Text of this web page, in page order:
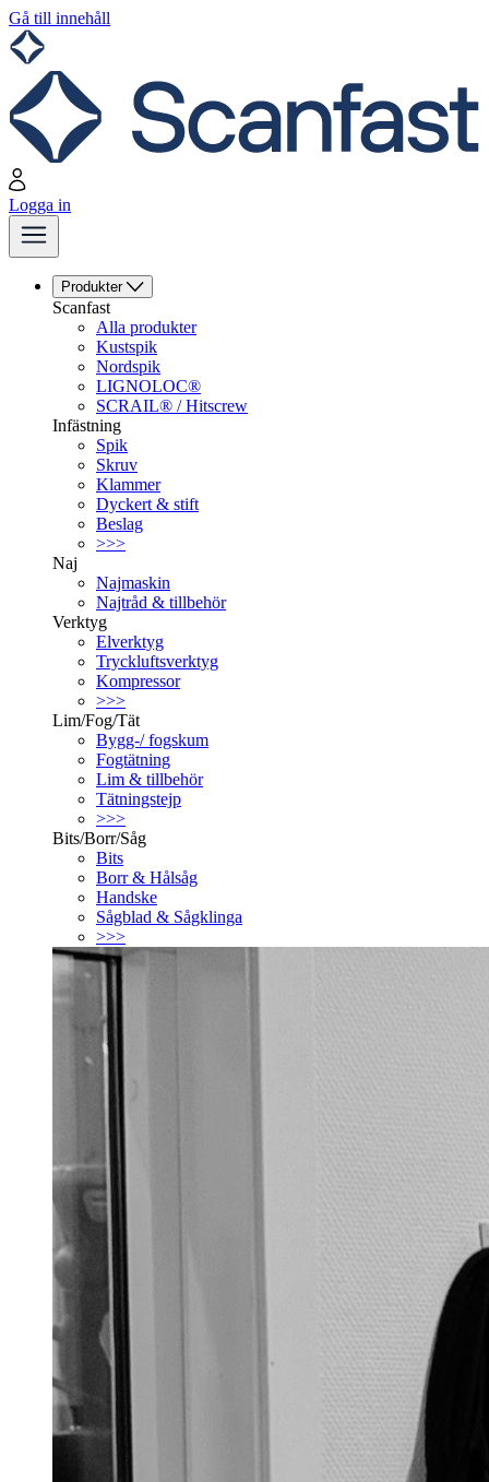
Gå till innehåll
Logga in
Produkter
Scanfast
Alla produkter
Kustspik
Nordspik
LIGNOLOC®
SCRAIL® / Hitscrew
Infästning
Spik
Skruv
Klammer
Dyckert & stift
Beslag
>>>
Naj
Najmaskin
Najtråd & tillbehör
Verktyg
Elverktyg
Tryckluftsverktyg
Kompressor
>>>
Lim/Fog/Tät
Bygg-/ fogskum
Fogtätning
Lim & tillbehör
Tätningstejp
>>>
Bits/Borr/Såg
Bits
Borr & Hålsåg
Handske
Sågblad & Sågklinga
>>>